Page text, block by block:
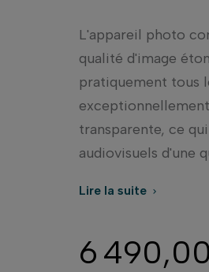
L'appareil photo
qualité d'image
pratiquement tous
transparente, ce
audiovisuels d'une
Lire la suite 
6